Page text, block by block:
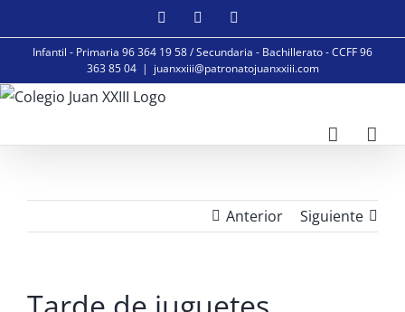
al
contenido
FacebookInstagram
Infantil - Primaria 96 364 19 58 / Secundaria - Bachillerato - CCFF 96
363 85 04 | juanxxiii@patronatojuanxxiii.com
Anterior Siguiente